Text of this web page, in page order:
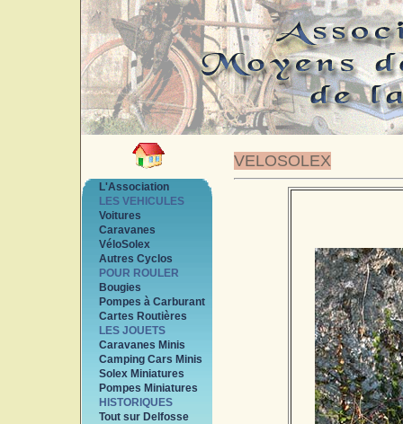
VELOSOLEX
L'Association
LES VEHICULES
Voitures
Caravanes
VéloSolex
Autres Cyclos
POUR ROULER
Bougies
Pompes à Carburant
Cartes Routières
LES JOUETS
Caravanes Minis
Camping Cars Minis
Solex Miniatures
Pompes Miniatures
HISTORIQUES
Tout sur Delfosse